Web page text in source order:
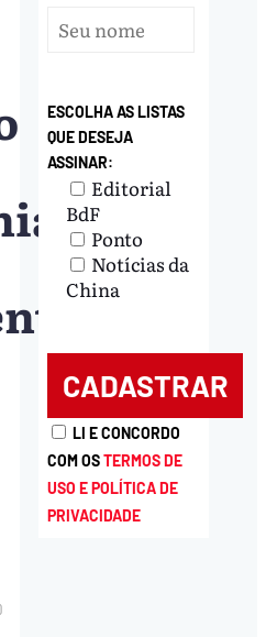
ESCOLHA AS LISTAS
QUE DESEJA
ASSINAR:
Editorial
BdF
Ponto
Notícias da
China
LI E CONCORDO
COM OSTERMOS DE
USO E POLÍTICA DE
PRIVACIDADE